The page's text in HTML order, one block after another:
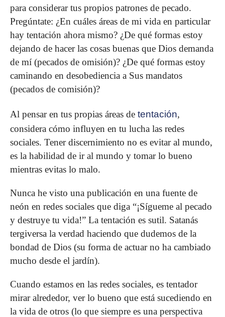
para considerar tus propios patrones de pecado.
Pregúntate: ¿En cuáles áreas de mi vida en particular
hay tentación ahora mismo? ¿De qué formas estoy
dejando de hacer las cosas buenas que Dios demanda
de mí (pecados de omisión)? ¿De qué formas estoy
caminando en desobediencia a Sus mandatos
(pecados de comisión)?
Al pensar en tus propias áreas de tentación,
considera cómo influyen en tu lucha las redes
sociales. Tener discernimiento no es evitar al mundo,
es la habilidad de ir al mundo y tomar lo bueno
mientras evitas lo malo.
Nunca he visto una publicación en una fuente de
neón en redes sociales que diga “¡Sígueme al pecado
y destruye tu vida!” La tentación es sutil. Satanás
tergiversa la verdad haciendo que dudemos de la
bondad de Dios (su forma de actuar no ha cambiado
mucho desde el jardín).
Cuando estamos en las redes sociales, es tentador
mirar alrededor, ver lo bueno que está sucediendo en
la vida de otros (lo que siempre es una perspectiva